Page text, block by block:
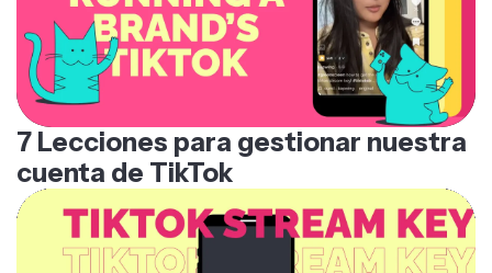
7 Lecciones para gestionar nuestra
cuenta de TikTok